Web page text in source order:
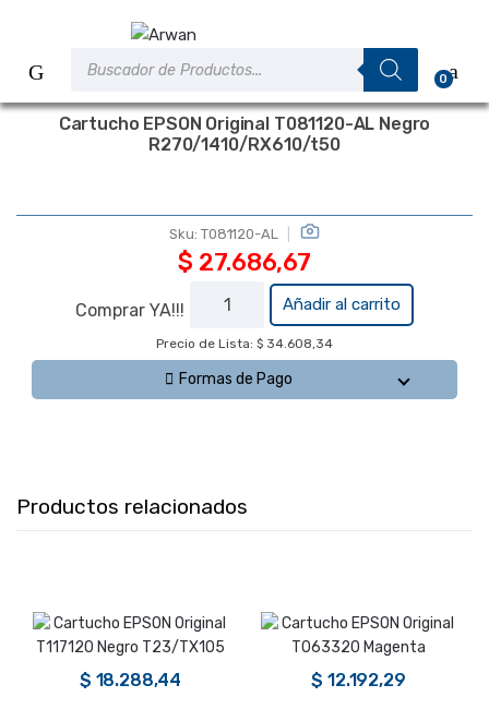
contenido
0
Cartucho EPSON Original T081120-AL Negro
R270/1410/RX610/t50
Sku: T081120-AL
$ 27.686,67
Comprar YA!!!
Cartucho EPSON
Original T081120-AL
Negro
R270/1410/RX610/t50
cantidad
Añadir al carrito
Precio de Lista: $ 34.608,34
Formas de Pago
Productos relacionados
$ 18.288,44 $ 12.192,29